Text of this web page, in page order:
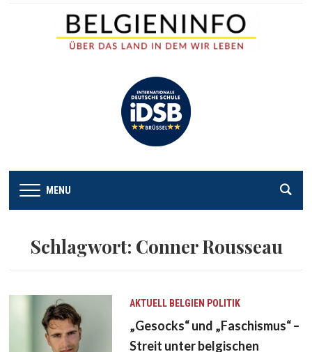
MENU
Schlagwort: Conner Rousseau
AKTUELL BELGIEN POLITIK
„Gesocks“ und „Faschismus“ –
Streit unter belgischen